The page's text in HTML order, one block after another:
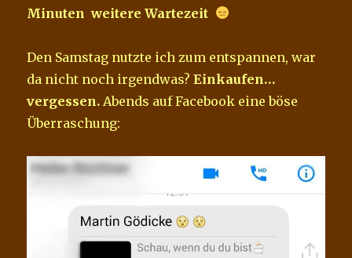
Minuten weitere Wartezeit
Den Samstag nutzte ich zum entspannen, war
da nicht noch irgendwas?Einkaufen…
vergessen. Abends auf Facebook eine böse
Überraschung: